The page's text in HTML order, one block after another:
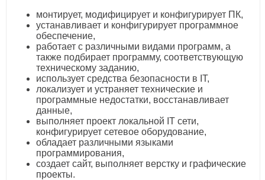
монтирует, модифицирует и конфигурирует ПК,
устанавливает и конфигурирует программное
обеспечение,
работает с различными видами программ, а
также подбирает программу, соответствующую
техническому заданию,
использует средства безопасности в IТ,
локализует и устраняет технические и
программные недостатки, восстанавливает
данные,
выполняет проект локальной ІТ сети,
конфигурирует сетевое оборудование,
обладает различными языками
программирования,
создает сайт, выполняет верстку и графические
проекты.